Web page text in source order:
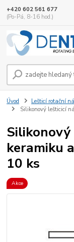
+420 602 561 677
(Po-Pá, 8-16 hod.)
Úvod Lešticí rotační
Silikonový lešticicí
keramiku
10 ks
Akce